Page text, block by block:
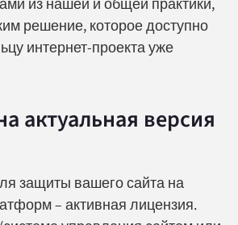
из нашей и общей практики,
решение, которое доступно
интернет-проекта уже
актуальная версия
защиты вашего сайта на
– активная лицензия.